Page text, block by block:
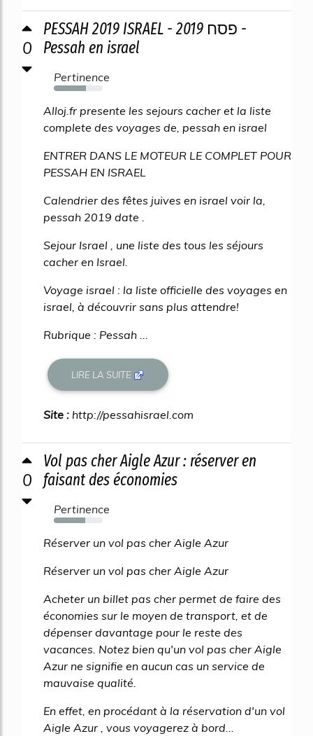
0
PESSAH 2019 ISRAEL - 2019 פסח -
Pessah en israel
Pertinence
65%
Alloj.fr presente les sejours cacher et la liste
complete des voyages de, pessah en israel
ENTRER DANS LE MOTEUR LE COMPLET POUR
PESSAH EN ISRAEL
Calendrier des fêtes juives en israel voir la,
pessah 2019 date .
Sejour Israel , une liste des tous les séjours
cacher en Israel.
Voyage israel : la liste officielle des voyages en
israel, à découvrir sans plus attendre!
Rubrique : Pessah ...
LIRE LA SUITE
Site : http://pessahisrael.com
0
Vol pas cher Aigle Azur : réserver en
faisant des économies
Pertinence
64%
Réserver un vol pas cher Aigle Azur
Réserver un vol pas cher Aigle Azur
Acheter un billet pas cher permet de faire des
économies sur le moyen de transport, et de
dépenser davantage pour le reste des
vacances. Notez bien qu'un vol pas cher Aigle
Azur ne signifie en aucun cas un service de
mauvaise qualité.
En effet, en procédant à la réservation d'un vol
Aigle Azur , vous voyagerez à bord...